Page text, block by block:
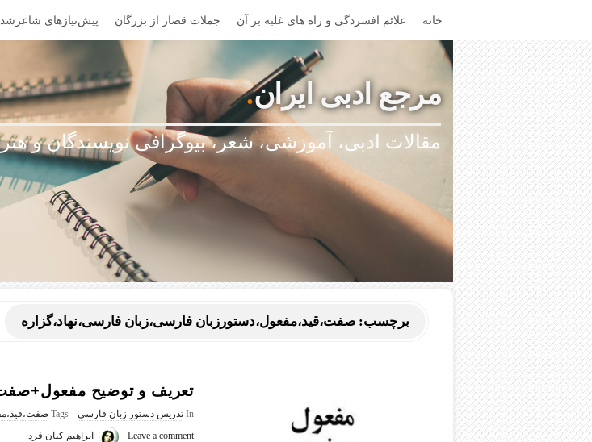
خانه علائم افسردگی و راه های غلبه بر آن جملات قصار از بزرگان پیش‌نیازهای
مرجع ادبی ایران.
مقالات ادبی، آموزشی، شعر، بیوگرافی نویسندگان و
برچسب: صفت،قید،مفعول،دستورزبان فارسی،زبان فارسی،نهاد،گزاره
تعریف و توضیح
In تدریس دستور زبان فارسی Tags
Leave a comment ابراهیم کیان فرد